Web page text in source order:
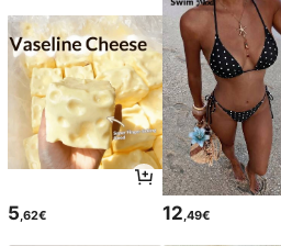
5 ,62€ 12 ,49€